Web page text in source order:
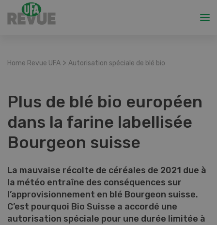
Home Revue UFA > Autorisation spéciale de blé bio
Plus de blé bio européen
dans la farine labellisée
Bourgeon suisse
La mauvaise récolte de céréales de 2021 due à
la météo entraîne des conséquences sur
l’approvisionnement en blé Bourgeon suisse.
C’est pourquoi Bio Suisse a accordé une
autorisation spéciale pour une durée limitée à